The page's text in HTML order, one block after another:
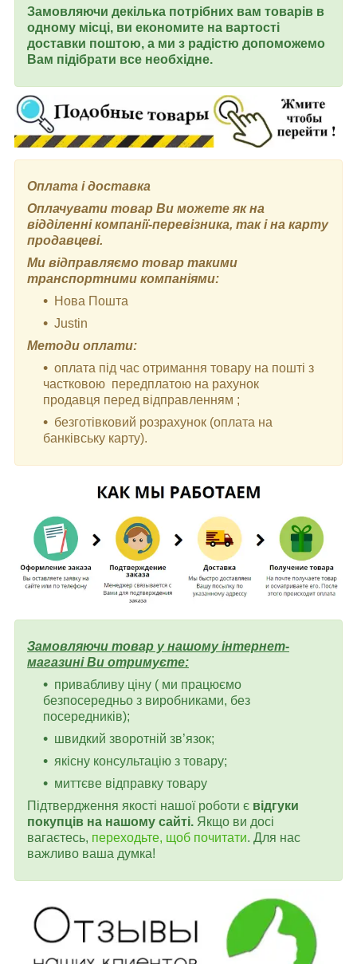
Замовляючи декілька потрібних вам товарів в
одному місці, ви економите на вартості
доставки поштою, а ми з радістю допоможемо
Вам підібрати все необхідне.
Оплата і доставка
Оплачувати товар Ви можете як на
відділенні компанії-перевізника, так і на карту
продавцеві.
Ми відправляємо товар такими
транспортними компаніями:
Нова Пошта
Justin
Методи оплати:
оплата під час отримання товару на пошті з
частковою передплатою на рахунок
продавця перед відправленням ;
безготівковий розрахунок (оплата на
банківську карту).
Замовляючи товар у нашому інтернет-
магазині Ви отримуєте:
привабливу ціну ( ми працюємо
безпосередньо з виробниками, без
посередників);
швидкий зворотній зв’язок;
якісну консультацію з товару;
миттєве відправку товару
Підтвердження якості нашої роботи є відгуки
покупців на нашому сайті. Якщо ви досі
вагаєтесь, переходьте, щоб почитати. Для нас
важливо ваша думка!